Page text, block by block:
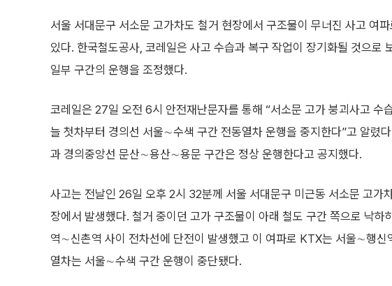
서울 서대문구 서소문 고가차도 철거 현장에서 구조물이 무너진 사고 여
있다. 한국철도공사, 코레일은 사고 수습과 복구 작업이 장기화될 것으
일부 구간의 운행을 조정했다.
코레일은 27일 오전 6시 안전재난문자를 통해 “서소문 고가 붕괴사고 수
늘 첫차부터 경의선 서울∼수색 구간 전동열차 운행을 중지한다”고 알렸
과 경의중앙선 문산∼용산∼용문 구간은 정상 운행한다고 공지했다.
사고는 전날인 26일 오후 2시 32분께 서울 서대문구 미근동 서소문 고가
장에서 발생했다. 철거 중이던 고가 구조물이 아래 철도 구간 쪽으로 낙하
역∼신촌역 사이 전차선에 단전이 발생했고 이 여파로 KTX는 서울∼행신
열차는 서울∼수색 구간 운행이 중단됐다.